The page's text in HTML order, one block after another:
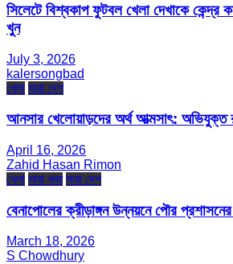
সিলেটে বিশ্বকাপ ফুটবল খেলা দেখাকে কেন্দ্র
খুন
July 3, 2026
kalersongbad
খেলা সারা দেশ
আনসার খেলোয়াড়দের অর্থ আত্মসাৎ: অভিযুক্ত
April 16, 2026
Zahid Hasan Rimon
খেলা সারা খবর সারা দেশ
বেনাপোলের ক্রীড়াঙ্গন উন্নয়নে পৌর
March 18, 2026
S Chowdhury